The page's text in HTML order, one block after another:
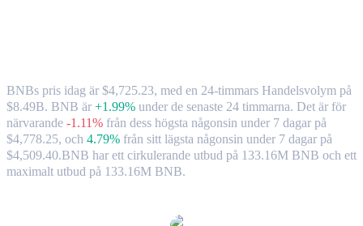
BNBs pris idag är $4,725.23, med en 24-timmars Handelsvolym på
$8.49B. BNB är +1.99% under de senaste 24 timmarna. Det är för
närvarande -1.11% från dess högsta någonsin under 7 dagar på
$4,778.25, och 4.79% från sitt lägsta någonsin under 7 dagar på
$4,509.40.BNB har ett cirkulerande utbud på 133.16M BNB och ett
maximalt utbud på 133.16M BNB.